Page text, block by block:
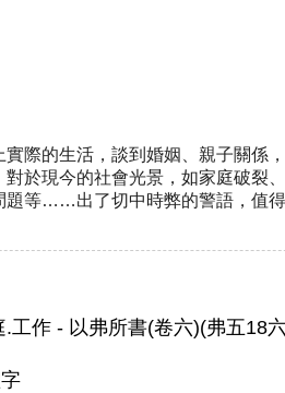
際的生活，談到婚姻、親子關係
於現今的社會光景，如家庭破裂
題等……出了切中時弊的警語，值
工作 - 以弗所書(卷六)(弗五18